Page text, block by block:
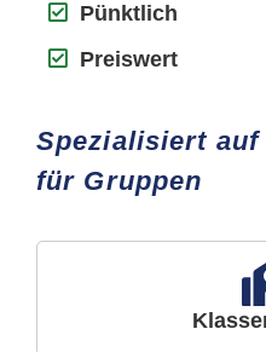
Pünktlich
Preiswert
Spezialisiert
für Gruppen